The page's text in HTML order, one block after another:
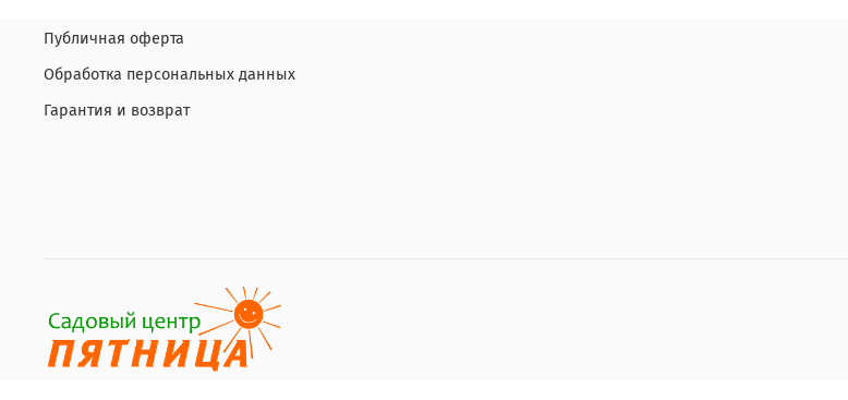
Публичная оферта
Обработка персональных данных
Гарантия и возврат